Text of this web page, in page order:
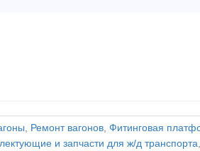
, Ремонт вагонов, Фитинговая
и запчасти для ж/д транспорта,